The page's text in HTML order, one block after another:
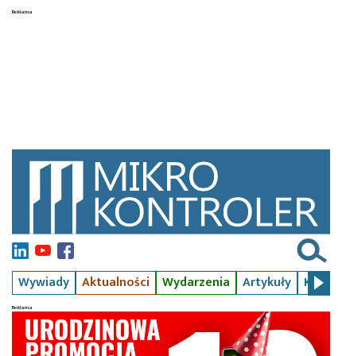
Wywiady Aktualności Wydarzenia Artykuły Kursy